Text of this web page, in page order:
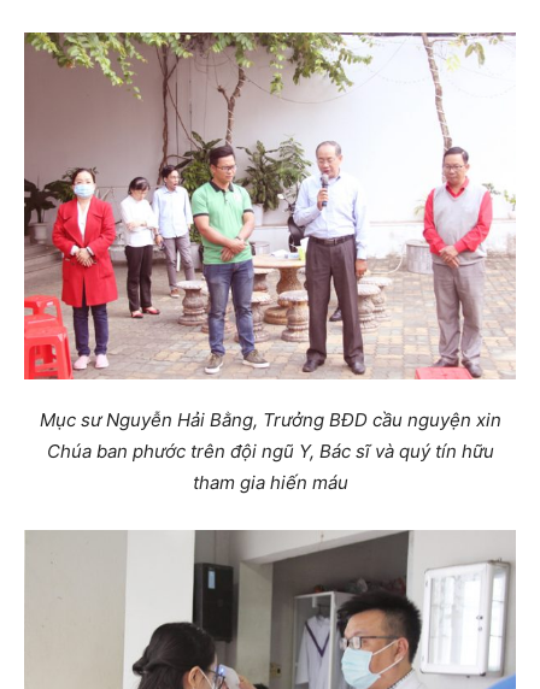
Mục sư Nguyễn Hải Bằng, Trưởng BĐD cầu nguyện xin
Chúa ban phước trên đội ngũ Y, Bác sĩ và quý tín hữu
tham gia hiến máu